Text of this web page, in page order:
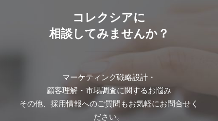
コレクシアに
相談してみませんか？
マーケティング戦略設計・
顧客理解・市場調査に関するお悩み
その他、採用情報へのご質問もお気軽にお問合せく
ださい。